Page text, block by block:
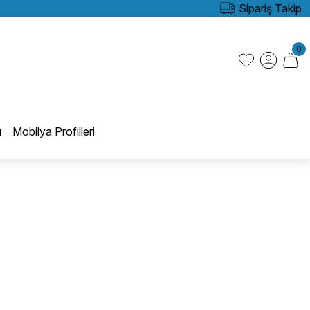
Sipariş Takip
0
Mobilya Profilleri